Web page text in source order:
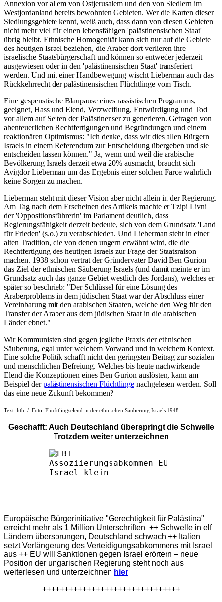
Annexion vor allem von Ostjerusalem und den von Siedlern im
Westjordanland bereits bewohnten Gebieten. Wer die Karten dieser
Siedlungsgebiete kennt, weiß auch, dass dann von diesen Gebieten
nicht mehr viel für einen lebensfähigen 'palästinensischen Staat'
übrig bleibt. Ethnische Homogenität kann sich nur auf die Gebiete
des heutigen Israel beziehen, die Araber dort verlieren ihre
israelische Staatsbürgerschaft und können so entweder jederzeit
ausgewiesen oder in den 'palästinensischen Staat' transferiert
werden. Und mit einer Handbewegung wischt Lieberman auch das
Rückkehrrecht der palästinensischen Flüchtlinge vom Tisch.
Eine gespenstische Blaupause eines rassistischen Programms,
geeignet, Hass und Elend, Verzweiflung, Entwürdigung und Tod
vor allem auf Seiten der Palästinenser zu generieren. Getragen von
abenteuerlichen Rechtfertigungen und Begründungen und einem
reaktionären Optimismus: "Ich denke, dass wir dies allen Bürgern
Israels in einem Referendum zur Entscheidung übergeben und sie
entscheiden lassen können." Ja, wenn und weil die arabische
Bevölkerung Israels derzeit etwa 20% ausmacht, braucht sich
Avigdor Lieberman um das Ergebnis einer solchen Farce wahrlich
keine Sorgen zu machen.
Lieberman steht mit dieser Vision aber nicht allein in der Regierung.
Am Tag nach dem Erscheinen des Artikels machte er Tzipi Livni
der 'Oppositionsführerin' im Parlament deutlich, dass
Regierungsfähigkeit derzeit bedeute, sich von dem Grundsatz 'Land
für Frieden' (s.o.) zu verabschieden. Und Lieberman steht in einer
alten Tradition, die von denen ungern erwähnt wird, die die
Rechtfertigung des heutigen Israels zur Frage der Staatsraison
machen. 1938 schon vertrat der Gründervater David Ben Gurion
das Ziel der ethnischen Säuberung Israels (und damit meinte er im
Grundsatz auch das ganze Gebiet westlich des Jordans), welches er
später so beschrieb: "Der Schlüssel für eine Lösung des
Araberproblems in dem jüdischen Staat war der Abschluss einer
Vereinbarung mit den arabischen Staaten, welche den Weg für den
Transfer der Araber aus dem jüdischen Staat in die arabischen
Länder ebnet."
Wir Kommunisten sind gegen jegliche Praxis der ethnischen
Säuberung, egal unter welchem Vorwand und in welchem Kontext.
Eine solche Politik schafft nicht den geringsten Beitrag zur sozialen
und menschlichen Befreiung. Welches bis heute nachwirkende
Elend die Konzeptionen eines Ben Gurion auslösten, kann am
Beispiel derpalästinensischen Flüchtlinge nachgelesen werden. Soll
das eine neue Zukunft bekommen?
Text: hth / Foto: Flüchtlingselend in der ethnischen Säuberung Israels 1948
Geschafft: Auch Deutschland überspringt die Schwelle
Trotzdem weiter unterzeichnen
Europäische Bürgerinitiative "Gerechtigkeit für Palästina"
erreicht mehr als 1 Million Unterschriften ++ Schwelle in elf
Ländern übersprungen, Deutschland schwach ++ Italien
setzt Verlängerung des Verteidigungsabkommens mit Israel
aus ++ EU will Sanktionen gegen Israel erörtern – neue
Position der ungarischen Regierung steht noch aus
weiterlesen und unterzeichnen hier
+++++++++++++++++++++++++++++++